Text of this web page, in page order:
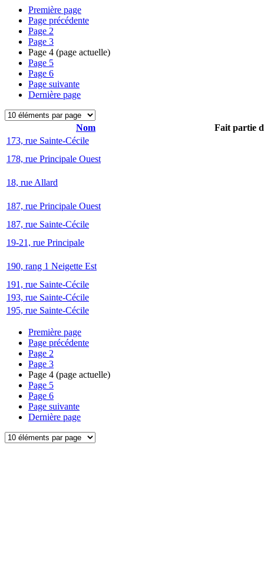
Première page
Page précédente
Page 2
Page 3
Page 4 (page actuelle)
Page 5
Page 6
Page suivante
Dernière page
Nom
Fait partie
173, rue Sainte-Cécile
178, rue Principale Ouest
18, rue Allard
187, rue Principale Ouest
187, rue Sainte-Cécile
19-21, rue Principale
190, rang 1 Neigette Est
191, rue Sainte-Cécile
193, rue Sainte-Cécile
195, rue Sainte-Cécile
Première page
Page précédente
Page 2
Page 3
Page 4 (page actuelle)
Page 5
Page 6
Page suivante
Dernière page